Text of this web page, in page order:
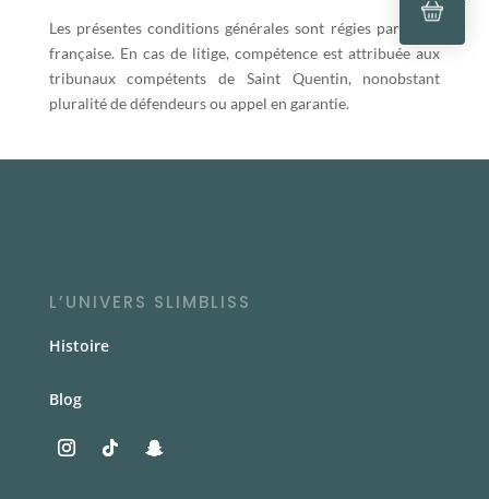
Les présentes conditions générales sont régies par la loi
française. En cas de litige, compétence est attribuée aux
tribunaux compétents de Saint Quentin, nonobstant
pluralité de défendeurs ou appel en garantie.
L’UNIVERS SLIMBLISS
Histoire
Blog